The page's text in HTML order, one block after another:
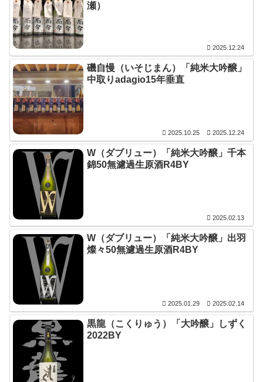
瀬）
2025.12.24
磯自慢（いそじまん）「純米大吟醸」
中取りadagio15年垂直
2025.10.25 2025.12.24
W（ダブリュー）「純米大吟醸」千本
錦50無濾過生原酒R4BY
2025.02.13
W（ダブリュー）「純米大吟醸」出羽
燦々50無濾過生原酒R4BY
2025.01.29 2025.02.14
黒龍（こくりゅう）「大吟醸」しずく
2022BY